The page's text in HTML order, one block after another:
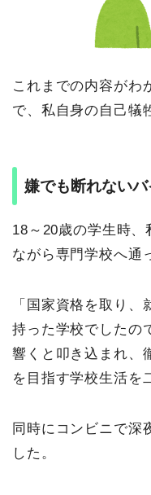
これまでの内容がわ
で、私自身の自己犠
嫌でも断れないバ
18～20歳の学生時、
ながら専門学校へ通
「国家資格を取り
持った学校でしたの
響くと叩き込まれ、
を目指す学校生活を
同時にコンビニで深
した。